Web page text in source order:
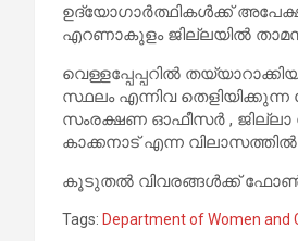
ഉദ്യോഗാർത്ഥികൾക്ക്
എറണാകുളം ജില്ലയിൽ
വെള്ളപ്പേപ്പറിൽ
സ്ഥലം എന്നിവ
സംരക്ഷണ ഓഫീസർ , ജില്ലാ
കാക്കനാട് എന്ന
കൂടുതൽ വിവരങ്ങൾക്ക് ഫോൺ :
Tags: Department of Women and